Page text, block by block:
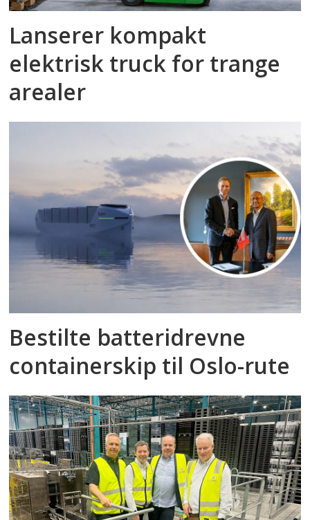
Lanserer kompakt
elektrisk truck for trange
arealer
Bestilte batteridrevne
containerskip til Oslo-rute